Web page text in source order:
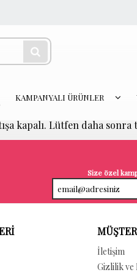
KAMPANYALI ÜRÜNLER
kapalı. Lütfen daha
Size özel
İletişim
Gizlilik ve